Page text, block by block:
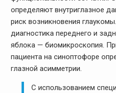
определяют внутриглазное
риск возникновения
диагностика переднего и
яблока — биомикроскопия.
пациента на синоптофоре
глазной асимметрии.
С использованием